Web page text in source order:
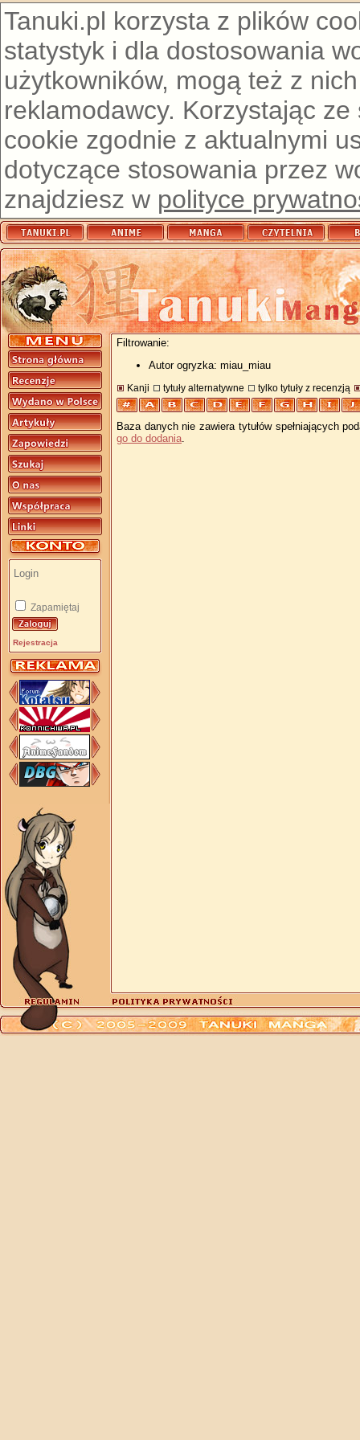
Tanuki.pl korzysta z plików
statystyk i dla dostosowania
użytkowników, mogą też z
reklamodawcy. Korzystając
cookie zgodnie z aktualnymi
dotyczące stosowania przez
znajdziesz w polityce
Zapamiętaj
Rejestracja
Filtrowanie:
Autor ogryzka: miau_miau
Kanji tytuły alternatywne tylko tytuły z recenzją
Baza danych nie zawiera tytułów spełniających
go do dodania.